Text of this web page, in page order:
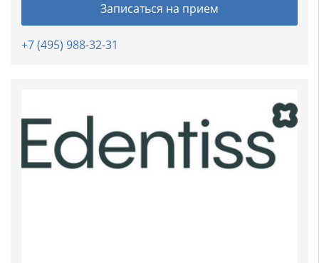
Записаться на прием
+7 (495) 988-32-31